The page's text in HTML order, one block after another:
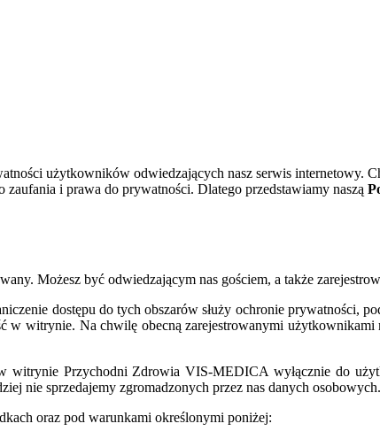
użytkowników odwiedzających nasz serwis internetowy.
zaufania i prawa do prywatności. Dlatego przedstawiamy naszą
Możesz być odwiedzającym nas gościem, a także
dostępu do tych obszarów służy ochronie prywatności,
w witrynie. Na chwilę obecną zarejestrowanymi
witrynie Przychodni Zdrowia VIS-MEDICA wyłącznie do
nie sprzedajemy zgromadzonych przez nas danych osobowych.
oraz pod warunkami określonymi poniżej: